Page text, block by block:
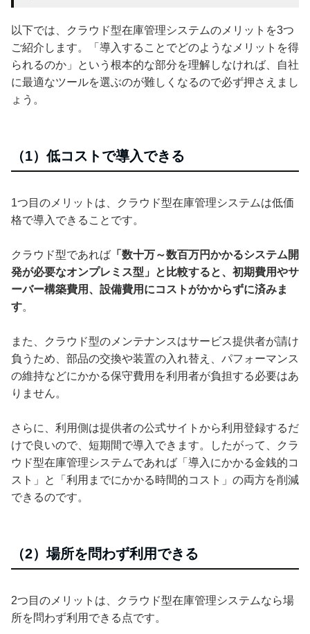
以下では、クラウド型在庫管理システムのメリットを3つ
ご紹介します。「導入することでどのようなメリットを得
られるのか」という根本的な部分を理解しなければ、自社
に最適なツールを選ぶのが難しくなるので必ず押さえまし
ょう。
（1）低コストで導入できる
1つ目のメリットは、クラウド型在庫管理システムは低価
格で導入できることです。
クラウド型であれば 「数十万～数百万円かかるシステム開
発が必要なオンプレミス型」と比較すると、初期費用やサ
ーバー構築費用、設備費用にコストがかからずに済みま
す。
また、クラウド型のメンテナンスはサービス提供者が請け
負うため、部品の交換や装置の入れ替え、パフォーマンス
の維持などにかかる保守費用を利用者が負担する必要はあ
りません。
さらに、利用側は提供者の公式サイトから利用登録するだ
けで良いので、短期間で導入できます。したがって、クラ
ウド型在庫管理システムであれば「導入にかかる金銭的コ
スト」と「利用までにかかる時間的コスト」の両方を削減
できるのです。
（2）場所を問わず利用できる
2つ目のメリットは、クラウド型在庫管理システムなら場
所を問わず利用できる点です。